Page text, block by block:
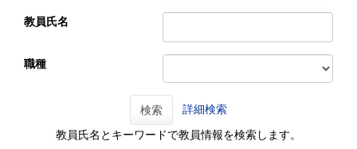
教員氏名
職種
検索 詳細検索
教員氏名とキーワードで教員情報を検索します。